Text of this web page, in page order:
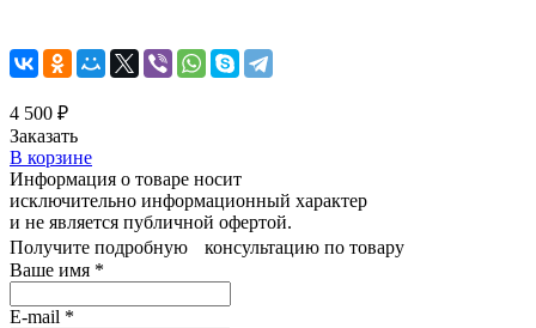
4 500 ₽
Заказать
В корзине
Информация о товаре носит
исключительно информационный характер
и не является публичной офертой.
Получите подробную консультацию по товару
Ваше имя *
E-mail *